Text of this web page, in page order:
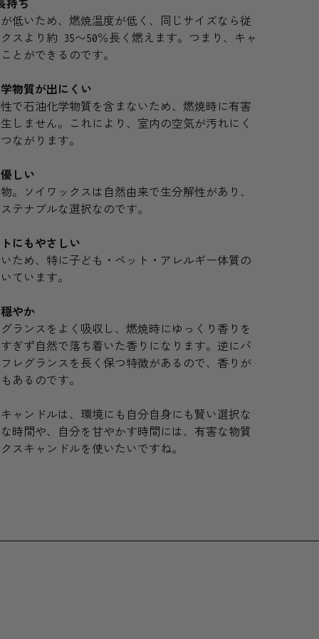
持ち
低いため、燃焼温度が低く、同じサイズなら従
スより約 35〜50％長く燃えます。つまり、キャ
とができるのです。
物質が出にくい
で石油化学物質を含まないため、燃焼時に有害
しません。これにより、室内の空気が汚れにく
ながります。
しい
。ソイワックスは自然由来で生分解性があり、
テナブルな選択なのです。
にもやさしい
ため、特に子ども・ペット・アレルギー体質の
ています。
やか
ランスをよく吸収し、燃焼時にゆっくり香りを
ぎず自然で落ち着いた香りになります。逆にパ
レグランスを長く保つ特徴があるので、香りが
あるのです。
ャンドルは、環境にも自分自身にも賢い選択な
時間や、自分を甘やかす時間には、有害な物質
スキャンドルを使いたいですね。